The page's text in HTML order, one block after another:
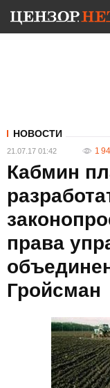
НОВОСТИ
21.07.17 01:42 1
Кабмин
права
Гройсман